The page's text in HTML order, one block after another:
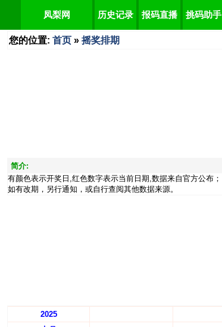
凤梨网 历史记录 报码直播 挑码助手
您的位置: 首页 » 摇奖排期
简介:
有颜色表示开奖日,红色数字表示当前日期,数据来自官方公布；
如有改期，另行通知，或自行查阅其他数据来源。
2025